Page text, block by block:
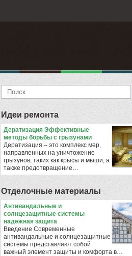
Идеи ремонта
Дератизация Эффективные
методы борьбы с грызунами
Дератизация – это комплекс мер,
направленных на уничтожение
грызунов, таких как крысы и мыши, а
также предотвращение…
Отделочные материалы
Антивандальные и
солнцезащитные системы
надежная защита
Введение Современные
антивандальные и солнцезащитные
системы представляют собой
важный элемент защиты и комфорта в…